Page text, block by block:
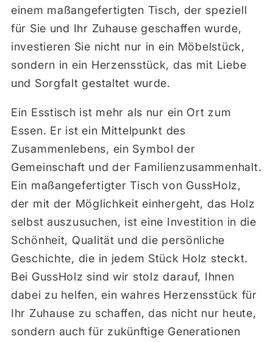
einem maßangefertigten Tisch, der speziell
für Sie und Ihr Zuhause geschaffen wurde,
investieren Sie nicht nur in ein Möbelstück,
sondern in ein Herzensstück, das mit Liebe
und Sorgfalt gestaltet wurde.
Ein Esstisch ist mehr als nur ein Ort zum
Essen. Er ist ein Mittelpunkt des
Zusammenlebens, ein Symbol der
Gemeinschaft und der Familienzusammenhalt.
Ein maßangefertigter Tisch von GussHolz,
der mit der Möglichkeit einhergeht, das Holz
selbst auszusuchen, ist eine Investition in die
Schönheit, Qualität und die persönliche
Geschichte, die in jedem Stück Holz steckt.
Bei GussHolz sind wir stolz darauf, Ihnen
dabei zu helfen, ein wahres Herzensstück für
Ihr Zuhause zu schaffen, das nicht nur heute,
sondern auch für zukünftige Generationen